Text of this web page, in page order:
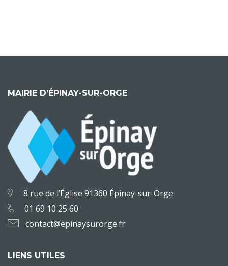
MAIRIE D’ÉPINAY-SUR-ORGE
8 rue de l’Église 91360 Épinay-sur-Orge
01 69 10 25 60
contact@epinaysurorge.fr
LIENS UTILES